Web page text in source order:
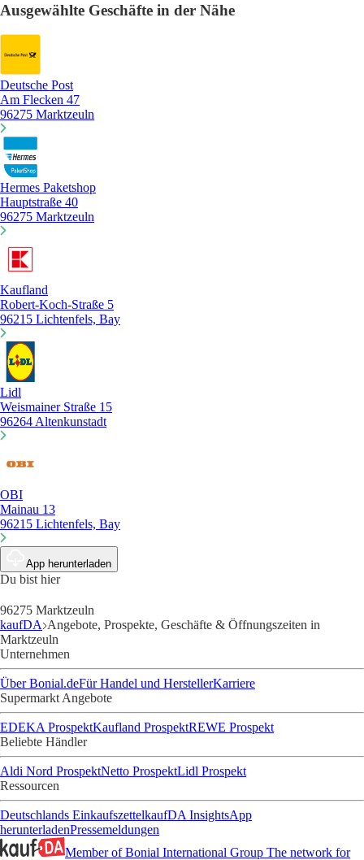
Ausgewählte Geschäfte in der Nähe
Deutsche Post
Am Flecken 47
96275 Marktzeuln
Hermes Paketshop
Hauptstraße 40
96275 Marktzeuln
Kaufland
Robert-Koch-Straße 5
96215 Lichtenfels, Bay
Lidl
Weismainer Straße 15
96264 Altenkunstadt
OBI
Mainau 13
96215 Lichtenfels, Bay
App herunterladen
Du bist hier
96275 Marktzeuln
kaufDA Angebote, Prospekte, Geschäfte & Öffnungszeiten in
Marktzeuln
Unternehmen
Über Bonial.deFür Handel und HerstellerKarriere
Supermarkt Angebote
EDEKA ProspektKaufland ProspektREWE Prospekt
Beliebte Händler
Aldi Nord ProspektNetto ProspektLidl Prospekt
Ressourcen
Deutschlands EinkaufszettelkaufDA InsightsApp
herunterladenPressemeldungen
Member of Bonial International Group The network for